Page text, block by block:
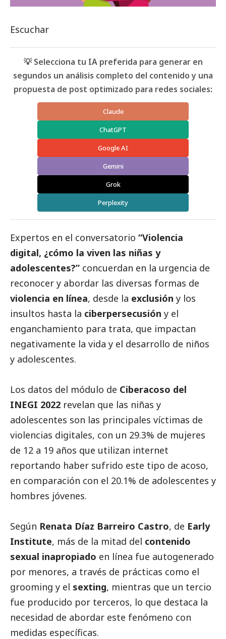
Escuchar
💡 Selecciona tu IA preferida para generar en
segundos un análisis completo del contenido y una
propuesta de post optimizado para redes sociales:
Claude
ChatGPT
Google AI
Gemini
Grok
Perplexity
Expertos en el conversatorio “Violencia
digital, ¿cómo la viven las niñas y
adolescentes?” concuerdan en la urgencia de
reconocer y abordar las diversas formas de
violencia en línea, desde la exclusión y los
insultos hasta la ciberpersecusión y el
enganchamiento para trata, que impactan
negativamente la vida y el desarrollo de niños
y adolescentes.
Los datos del módulo de Ciberacoso del
INEGI 2022 revelan que las niñas y
adolescentes son las principales víctimas de
violencias digitales, con un 29.3% de mujeres
de 12 a 19 años que utilizan internet
reportando haber sufrido este tipo de acoso,
en comparación con el 20.1% de adolescentes y
hombres jóvenes.
Según Renata Díaz Barreiro Castro, de Early
Institute, más de la mitad del contenido
sexual inapropiado en línea fue autogenerado
por menores, a través de prácticas como el
grooming y el sexting, mientras que un tercio
fue producido por terceros, lo que destaca la
necesidad de abordar este fenómeno con
medidas específicas.